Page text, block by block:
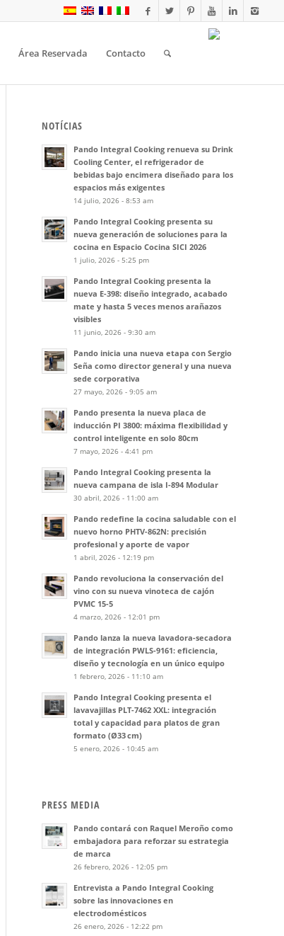
Área Reservada Contacto
NOTÍCIAS
Pando Integral Cooking renueva su Drink
Cooling Center, el refrigerador de
bebidas bajo encimera diseñado para los
espacios más exigentes
14 julio, 2026 - 8:53 am
Pando Integral Cooking presenta su
nueva generación de soluciones para la
cocina en Espacio Cocina SICI 2026
1 julio, 2026 - 5:25 pm
Pando Integral Cooking presenta la
nueva E-398: diseño integrado, acabado
mate y hasta 5 veces menos arañazos
visibles
11 junio, 2026 - 9:30 am
Pando inicia una nueva etapa con Sergio
Seña como director general y una nueva
sede corporativa
27 mayo, 2026 - 9:05 am
Pando presenta la nueva placa de
inducción PI 3800: máxima flexibilidad y
control inteligente en solo 80cm
7 mayo, 2026 - 4:41 pm
Pando Integral Cooking presenta la
nueva campana de isla I-894 Modular
30 abril, 2026 - 11:00 am
Pando redefine la cocina saludable con el
nuevo horno PHTV-862N: precisión
profesional y aporte de vapor
1 abril, 2026 - 12:19 pm
Pando revoluciona la conservación del
vino con su nueva vinoteca de cajón
PVMC 15-5
4 marzo, 2026 - 12:01 pm
Pando lanza la nueva lavadora-secadora
de integración PWLS-9161: eficiencia,
diseño y tecnología en un único equipo
1 febrero, 2026 - 11:10 am
Pando Integral Cooking presenta el
lavavajillas PLT-7462 XXL: integración
total y capacidad para platos de gran
formato (Ø33 cm)
5 enero, 2026 - 10:45 am
PRESS MEDIA
Pando contará con Raquel Meroño como
embajadora para reforzar su estrategia
de marca
26 febrero, 2026 - 12:05 pm
Entrevista a Pando Integral Cooking
sobre las innovaciones en
electrodomésticos
26 enero, 2026 - 12:22 pm